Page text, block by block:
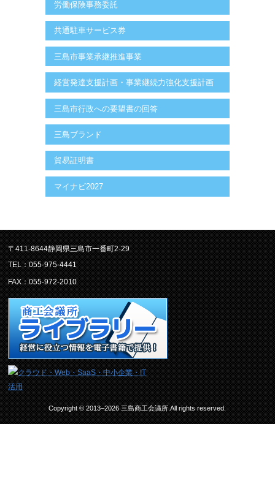
労働保険事務委託
共通駐車サービス券
三島市事業承継推進事業
経営発達支援計画・事業継続力強化支援計画
三島市行政への要望書の回答
三島ブランド
貿易証明書
マイナビ2027
〒411-8644静岡県三島市一番町2-29
TEL：055-975-4441
FAX：055-972-2010
Copyright © 2013–2026 三島商工会議所.All rights reserved.